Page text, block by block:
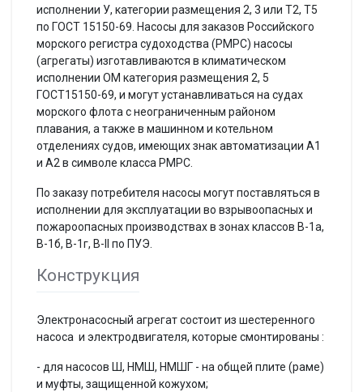
исполнении У, категории размещения 2, 3 или Т2, Т5
по ГОСТ 15150-69. Насосы для заказов Российского
морского регистра судоходства (РМРС) насосы
(агрегаты) изготавливаются в климатическом
исполнении ОМ категория размещения 2, 5
ГОСТ15150-69, и могут устанавливаться на судах
морского флота с неограниченным районом
плавания, а также в машинном и котельном
отделениях судов, имеющих знак автоматизации А1
и А2 в символе класса РМРС.
По заказу потребителя насосы могут поставляться в
исполнении для эксплуатации во взрывоопасных и
пожароопасных производствах в зонах классов В-1а,
В-1б, В-1г, В-II по ПУЭ.
Конструкция
Электронасосный агрегат состоит из шестеренного
насоса и электродвигателя, которые смонтированы :
- для насосов Ш, НМШ, НМШГ - на общей плите (раме)
и муфты, защищенной кожухом;